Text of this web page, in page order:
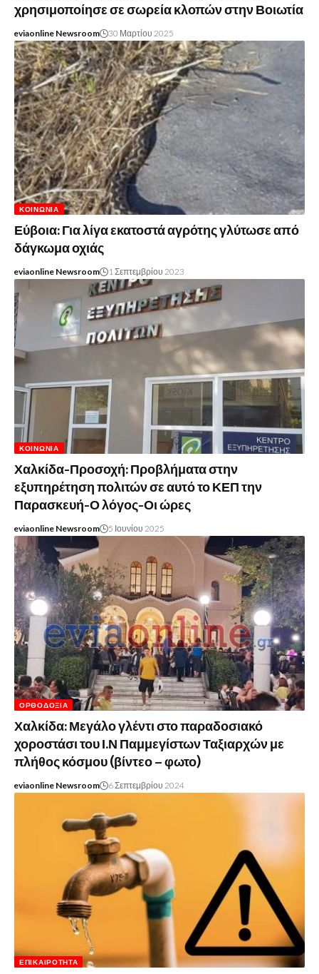
χρησιμοποίησε σε σωρεία κλοπών στην Βοιωτία
eviaonline Newsroom 30 Μαρτίου 2025
ΚΟΙΝΩΝΊΑ
Εύβοια: Για λίγα εκατοστά αγρότης γλύτωσε από
δάγκωμα οχιάς
eviaonline Newsroom 1 Σεπτεμβρίου 2023
ΚΟΙΝΩΝΊΑ
Χαλκίδα-Προσοχή: Προβλήματα στην
εξυπηρέτηση πολιτών σε αυτό το ΚΕΠ την
Παρασκευή-Ο λόγος-Οι ώρες
eviaonline Newsroom 5 Ιουνίου 2025
ΟΡΘΟΔΟΞΊΑ
Χαλκίδα: Μεγάλο γλέντι στο παραδοσιακό
χοροστάσι του Ι.Ν Παμμεγίστων Ταξιαρχών με
πλήθος κόσμου (βίντεο – φωτο)
eviaonline Newsroom 6 Σεπτεμβρίου 2024
ΕΠΙΚΑΙΡΌΤΗΤΑ